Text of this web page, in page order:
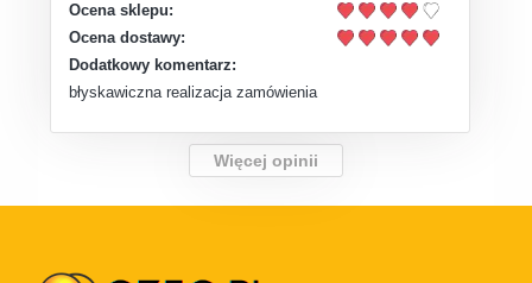
Ocena sklepu:
Ocena dostawy:
Dodatkowy komentarz:
błyskawiczna realizacja zamówienia
Więcej opinii